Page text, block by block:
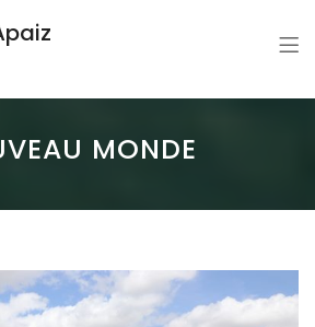
MONDE